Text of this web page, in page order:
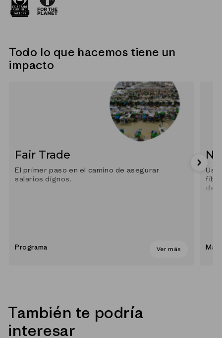
Todo lo que hacemos tiene un
impacto
Fair Trade
El primer paso en el camino de asegurar
salarios dignos.
Programa Ver más
También te podría
interesar